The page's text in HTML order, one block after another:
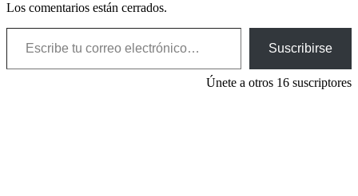
Los comentarios están cerrados.
Escribe tu correo electrónico…
Suscribirse
Únete a otros 16 suscriptores